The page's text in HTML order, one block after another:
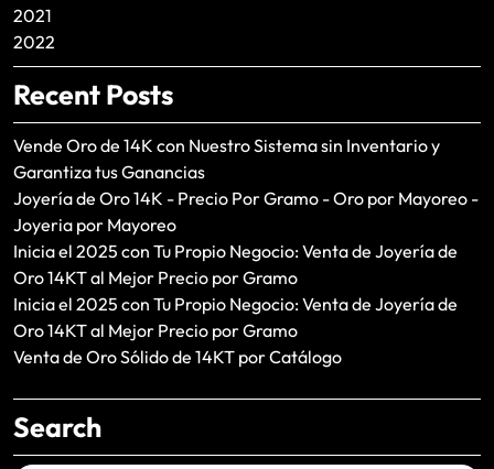
2021
2022
Recent Posts
Vende Oro de 14K con Nuestro Sistema sin Inventario y
Garantiza tus Ganancias
Joyería de Oro 14K - Precio Por Gramo - Oro por Mayoreo -
Joyeria por Mayoreo
Inicia el 2025 con Tu Propio Negocio: Venta de Joyería de
Oro 14KT al Mejor Precio por Gramo
Inicia el 2025 con Tu Propio Negocio: Venta de Joyería de
Oro 14KT al Mejor Precio por Gramo
Venta de Oro Sólido de 14KT por Catálogo
Search